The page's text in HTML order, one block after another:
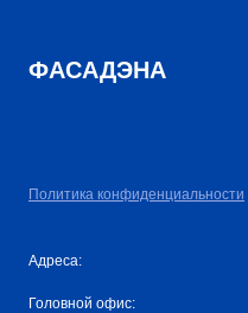
ФАСАДЭНА
Политика конфиденциальности
Адреса:
Головной офис: